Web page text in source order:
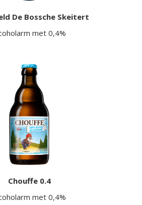
De Bossche Skeitert
met 0,4%
Chouffe 0.4
met 0,4%